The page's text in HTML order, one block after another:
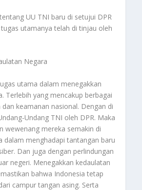
UU TNI baru di setujui DPR
utamanya telah di tinjau oleh
Negara
utama dalam menegakkan
Terlebih yang mencakup berbagai
keamanan nasional. Dengan di
Undang TNI oleh DPR. Maka
wewenang mereka semakin di
dalam menghadapi tantangan baru
Dan juga dengan perlindungan
negeri. Menegakkan kedaulatan
bahwa Indonesia tetap
campur tangan asing. Serta